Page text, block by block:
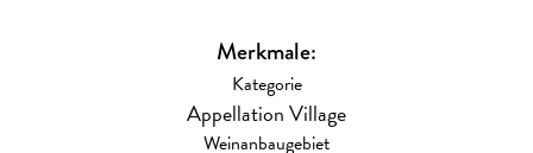
Merkmale:
Kategorie
Appellation Village
Weinanbaugebiet